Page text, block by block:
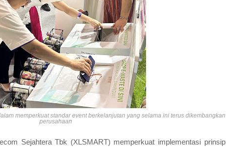
memperkuat standar event berkelanjutan yang selama ini terus dikembangkan
perusahaan
Sejahtera Tbk (XLSMART) memperkuat implementasi prinsip